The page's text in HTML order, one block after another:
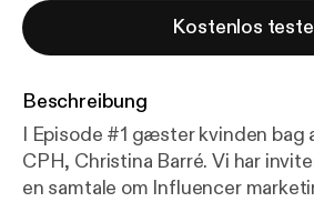
Kostenlos
Beschreibung
I Episode #1 gæster kvinden
CPH, Christina Barré. Vi har
en samtale om Influencer